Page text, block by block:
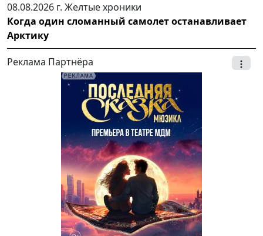
08.08.2026 г. Желтые хроники
Когда один сломанный самолет останавливает
Арктику
Реклама Партнёра